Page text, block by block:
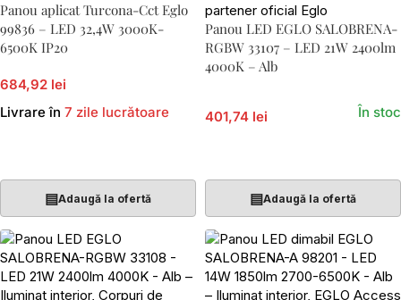
Panou aplicat Turcona-Cct Eglo
99836 – LED 32,4W 3000K-
6500K IP20
684,92 lei
Livrare în 7 zile lucrătoare
▤Adaugă la ofertă
Panou LED EGLO SALOBRENA-
RGBW 33107 – LED 21W 2400lm
4000K – Alb
401,74 lei În stoc
▤Adaugă la ofertă